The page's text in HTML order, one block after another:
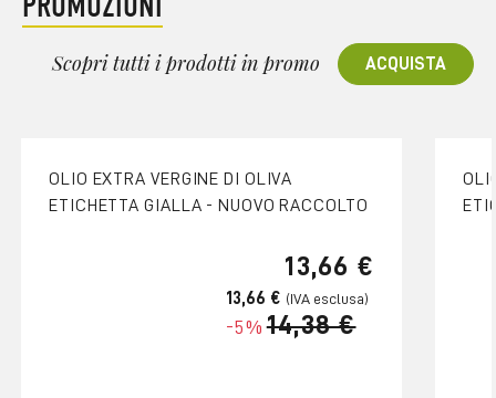
Scopri tutti i prodotti in promo ACQUISTA
OLIO EXTRA VERGINE DI OLIVA
ETICHETTA GIALLA - NUOVO RACCOLTO
-5% 14,38 €
13,66 €
13,66 €